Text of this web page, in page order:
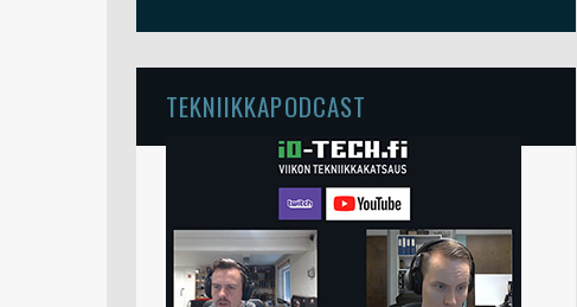
TEKNIIKKAPODCAST